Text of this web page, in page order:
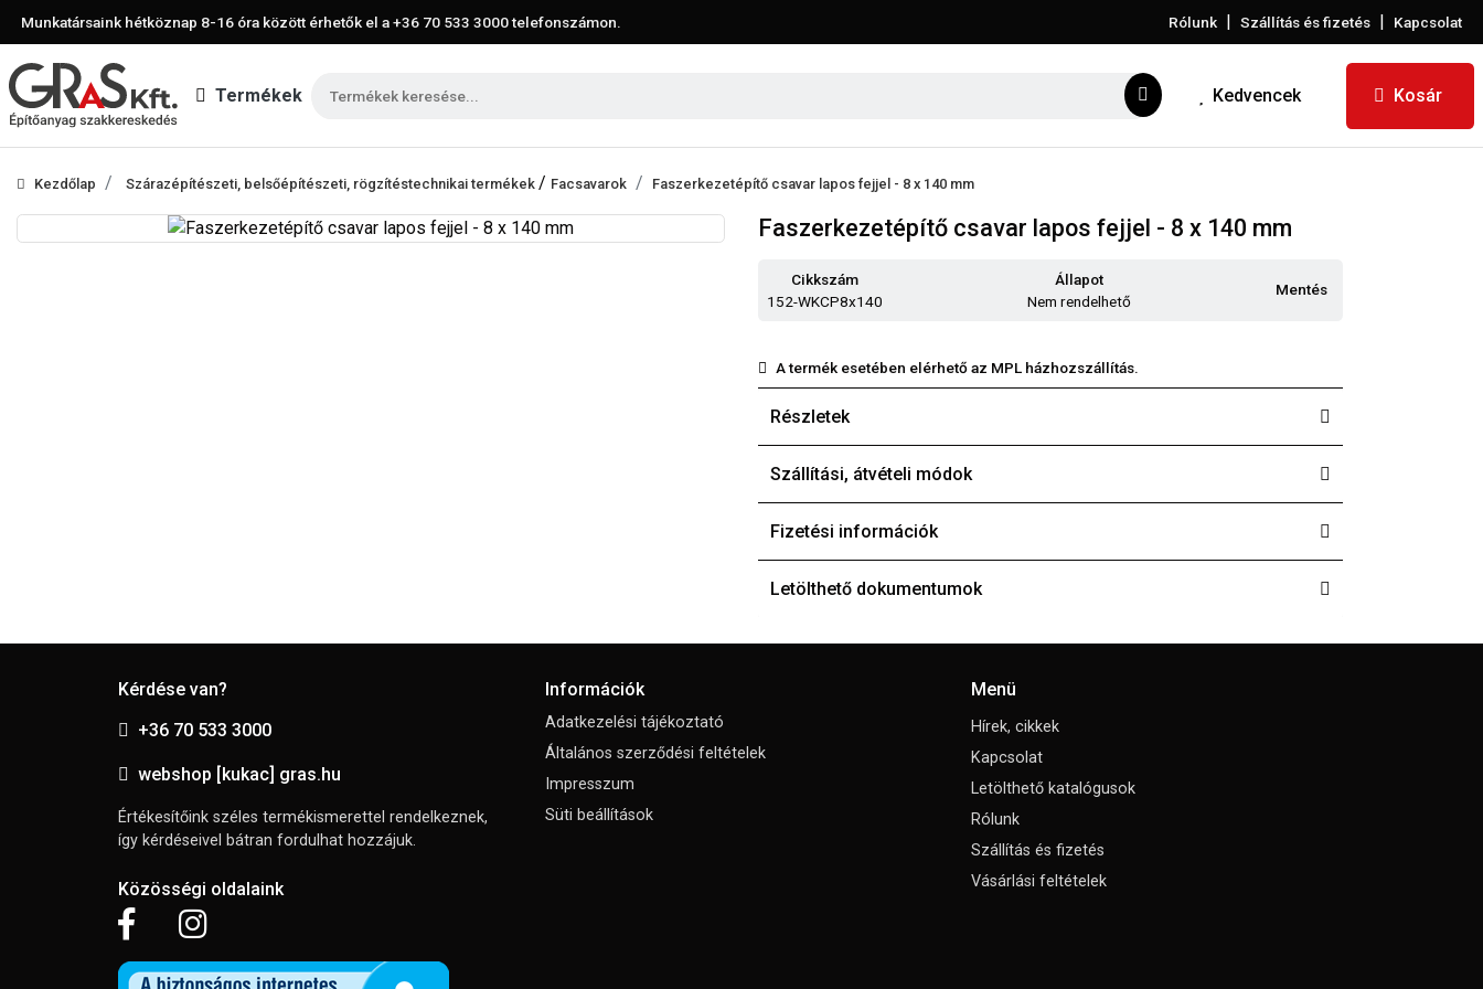
Munkatársaink hétköznap 8-16 óra között érhetők el a+36 70 533 3000telefonszámon. Rólunk | Szállítás és fizetés | Kapcsolat
Termékek Kedvencek Kosár
Kezdőlap Szárazépítészeti, belsőépítészeti, rögzítéstechnikai termékek / Facsavarok Faszerkezetépítő csavar lapos fejjel - 8 x 140 mm
Faszerkezetépítő csavar lapos fejjel - 8 x 140 mm
Cikkszám
152-WKCP8x140
Állapot
Nem rendelhető
Mentés
A termék esetében elérhető az MPL házhozszállítás.
Részletek
Szállítási, átvételi módok
Fizetési információk
Letölthető dokumentumok
Kérdése van?
+36 70 533 3000
webshop [kukac] gras.hu
Értékesítőink széles termékismerettel rendelkeznek,
így kérdéseivel bátran fordulhat hozzájuk.
Közösségi oldalaink
Információk
Adatkezelési tájékoztató
Általános szerződési feltételek
Impresszum
Süti beállítások
Menü
Hírek, cikkek
Kapcsolat
Letölthető katalógusok
Rólunk
Szállítás és fizetés
Vásárlási feltételek